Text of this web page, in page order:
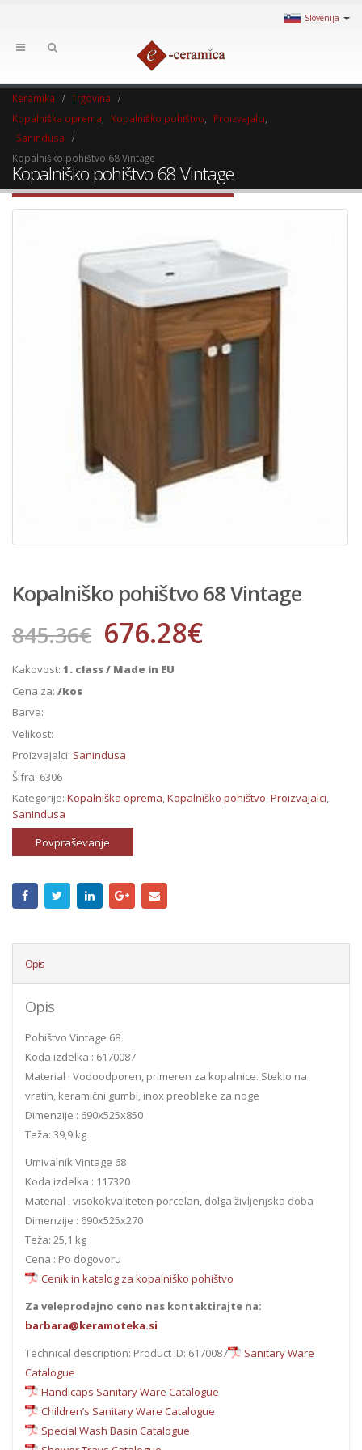
Slovenija
Keramika
Trgovina
Kopalniška oprema
Kopalniško pohištvo Proizvajalci
Sanindusa
Kopalniško pohištvo 68 Vintage
Kopalniško pohištvo 68 Vintage
Kopalniško pohištvo 68 Vintage
845.36€ 676.28€
Kakovost: 1. class / Made in EU
Cena za: /kos
Barva:
Velikost:
Proizvajalci: Sanindusa
Šifra: 6306
Kategorije: Kopalniška oprema,Kopalniško pohištvo,Proizvajalci,
Sanindusa
Povpraševanje
Opis
Opis
Pohištvo Vintage 68
Koda izdelka : 6170087
Material : Vodoodporen, primeren za kopalnice. Steklo na
vratih, keramični gumbi, inox preobleke za noge
Dimenzije : 690x525x850
Teža: 39,9 kg
Umivalnik Vintage 68
Koda izdelka : 117320
Material : visokokvaliteten porcelan, dolga življenjska doba
Dimenzije : 690x525x270
Teža: 25,1 kg
Cena : Po dogovoru
Cenik in katalog za kopalniško pohištvo
Za veleprodajno ceno nas kontaktirajte na:
barbara@keramoteka.si
Technical description: Product ID: 6170087
Sanitary Ware
Catalogue
Handicaps Sanitary Ware Catalogue
Children’s Sanitary Ware Catalogue
Special Wash Basin Catalogue